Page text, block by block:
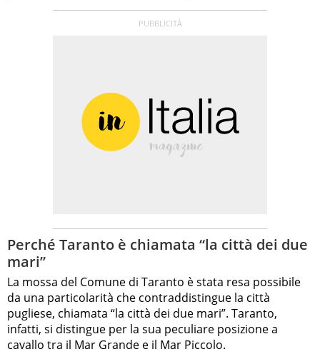
Perché Taranto è chiamata “la città dei due
mari”
La mossa del Comune di Taranto è stata resa possibile
da una particolarità che contraddistingue la città
pugliese, chiamata “la città dei due mari”. Taranto,
infatti, si distingue per la sua peculiare posizione a
cavallo tra il Mar Grande e il Mar Piccolo.